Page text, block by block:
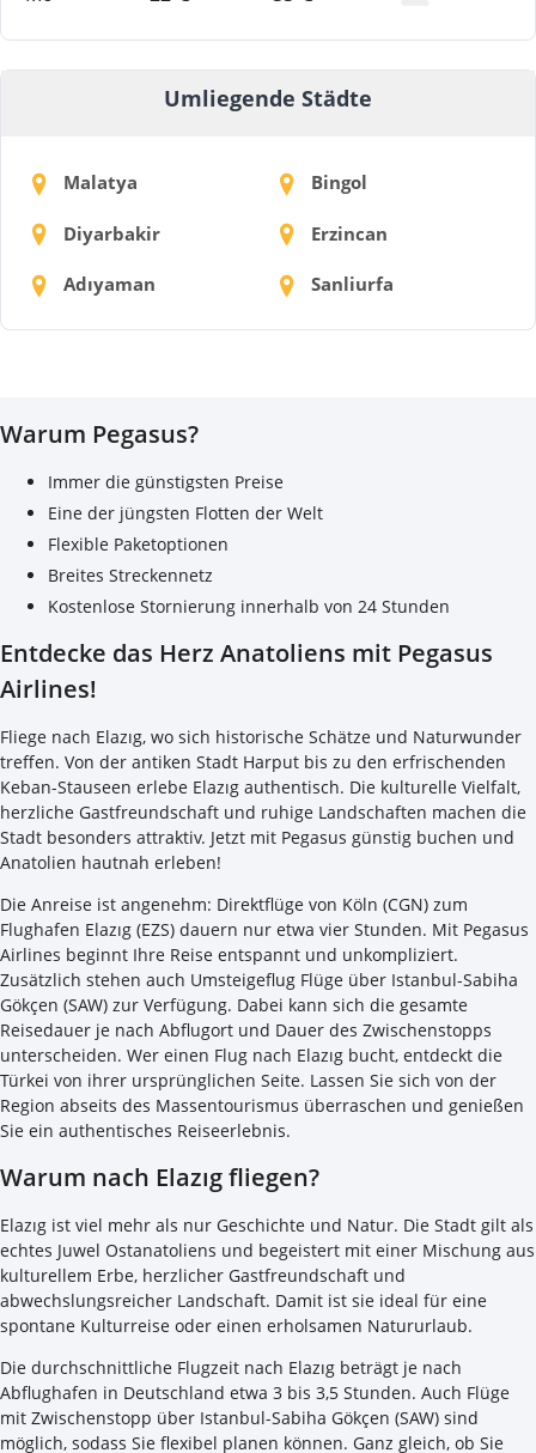
Umliegende Städte
Malatya Bingol
Diyarbakir Erzincan
Adıyaman Sanliurfa
Warum Pegasus?
Immer die günstigsten Preise
Eine der jüngsten Flotten der Welt
Flexible Paketoptionen
Breites Streckennetz
Kostenlose Stornierung innerhalb von 24 Stunden
Entdecke das Herz Anatoliens mit Pegasus
Airlines!
Fliege nach Elazıg, wo sich historische Schätze und Naturwunder
treffen. Von der antiken Stadt Harput bis zu den erfrischenden
Keban-Stauseen erlebe Elazıg authentisch. Die kulturelle Vielfalt,
herzliche Gastfreundschaft und ruhige Landschaften machen die
Stadt besonders attraktiv. Jetzt mit Pegasus günstig buchen und
Anatolien hautnah erleben!
Die Anreise ist angenehm: Direktflüge von Köln (CGN) zum
Flughafen Elazıg (EZS) dauern nur etwa vier Stunden. Mit Pegasus
Airlines beginnt Ihre Reise entspannt und unkompliziert.
Zusätzlich stehen auch Umsteigeflug Flüge über Istanbul-Sabiha
Gökçen (SAW) zur Verfügung. Dabei kann sich die gesamte
Reisedauer je nach Abflugort und Dauer des Zwischenstopps
unterscheiden. Wer einen Flug nach Elazıg bucht, entdeckt die
Türkei von ihrer ursprünglichen Seite. Lassen Sie sich von der
Region abseits des Massentourismus überraschen und genießen
Sie ein authentisches Reiseerlebnis.
Warum nach Elazıg fliegen?
Elazıg ist viel mehr als nur Geschichte und Natur. Die Stadt gilt als
echtes Juwel Ostanatoliens und begeistert mit einer Mischung aus
kulturellem Erbe, herzlicher Gastfreundschaft und
abwechslungsreicher Landschaft. Damit ist sie ideal für eine
spontane Kulturreise oder einen erholsamen Natururlaub.
Die durchschnittliche Flugzeit nach Elazıg beträgt je nach
Abflughafen in Deutschland etwa 3 bis 3,5 Stunden. Auch Flüge
mit Zwischenstopp über Istanbul-Sabiha Gökçen (SAW) sind
möglich, sodass Sie flexibel planen können. Ganz gleich, ob Sie